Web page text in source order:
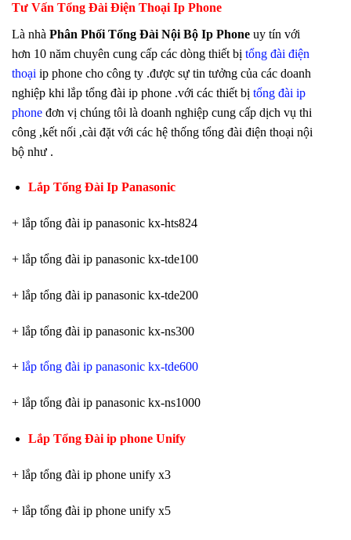
Tư Vấn Tổng Đài Điện Thoại Ip Phone
Là nhà Phân Phối Tổng Đài Nội Bộ Ip Phone uy tín với
hơn 10 năm chuyên cung cấp các dòng thiết bị tổng đài điện
thoại ip phone cho công ty .được sự tin tưởng của các doanh
nghiệp khi lắp tổng đài ip phone .với các thiết bị tổng đài ip
phone đơn vị chúng tôi là doanh nghiệp cung cấp dịch vụ thi
công ,kết nối ,cài đặt với các hệ thống tổng đài điện thoại nội
bộ như .
Lắp Tổng Đài Ip Panasonic
+ lắp tổng đài ip panasonic kx-hts824
+ lắp tổng đài ip panasonic kx-tde100
+ lắp tổng đài ip panasonic kx-tde200
+ lắp tổng đài ip panasonic kx-ns300
+ lắp tổng đài ip panasonic kx-tde600
+ lắp tổng đài ip panasonic kx-ns1000
Lắp Tổng Đài ip phone Unify
+ lắp tổng đài ip phone unify x3
+ lắp tổng đài ip phone unify x5